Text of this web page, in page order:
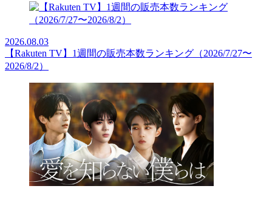
2026.08.03
【Rakuten TV】1週間の販売本数ランキング（2026/7/27〜
2026/8/2）